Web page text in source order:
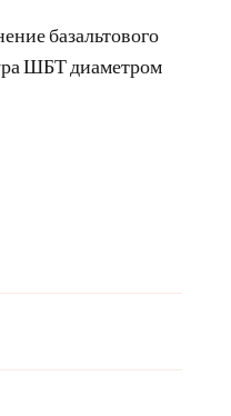
базальтового
ШБТ диаметром